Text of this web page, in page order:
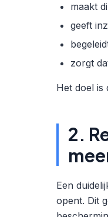
maakt
geeft
zorgt
Het doel is
2.
Een
opent. Dit